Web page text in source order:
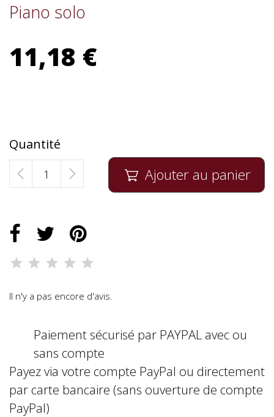
Piano solo
11,18 €
Quantité
 Ajouter au panier
Il n'y a pas encore d'avis.
Paiement sécurisé par PAYPAL avec ou
sans compte
Payez via votre compte PayPal ou directement
par carte bancaire (sans ouverture de compte
PayPal)